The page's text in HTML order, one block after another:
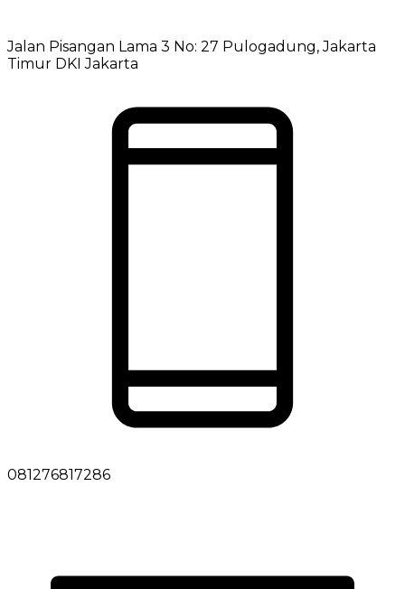
Jalan Pisangan Lama 3 No: 27 Pulogadung, Jakarta
Timur DKI Jakarta
081276817286